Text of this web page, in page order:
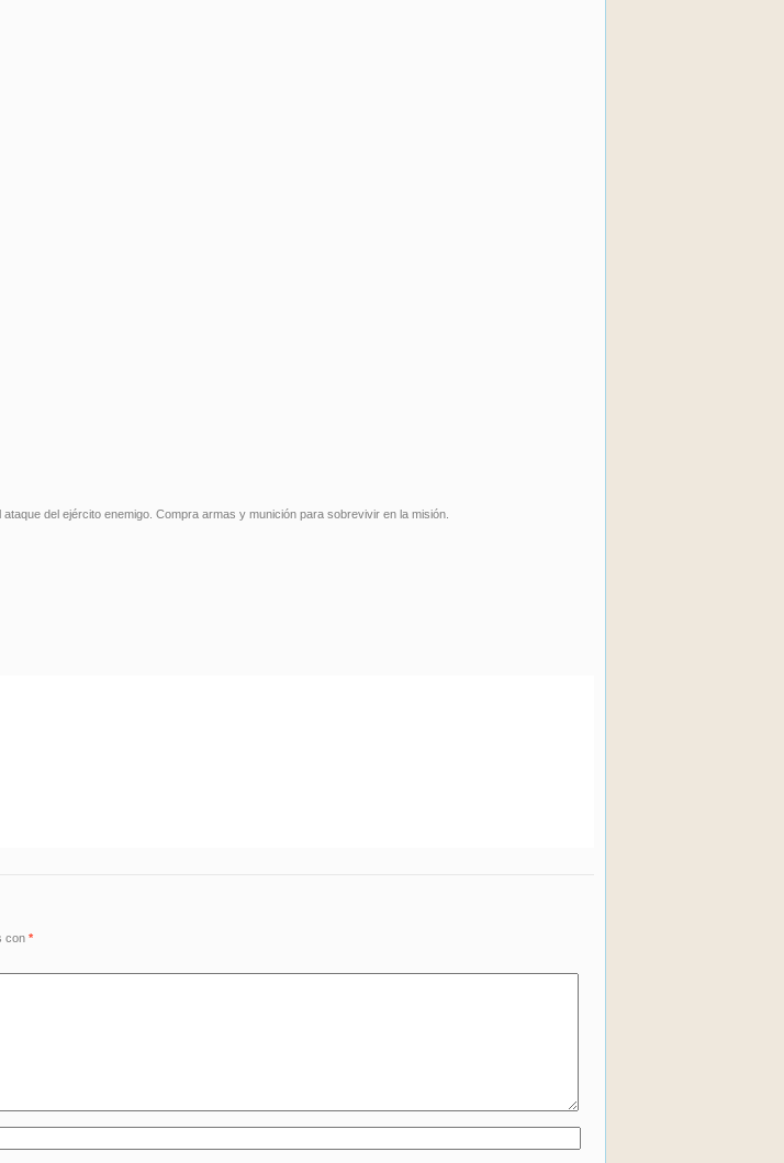
del ejército enemigo. Compra armas y munición para sobrevivir en la misión.
con *